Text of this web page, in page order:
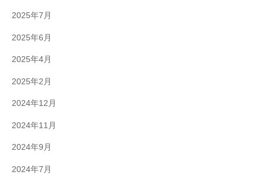
2025年7月
2025年6月
2025年4月
2025年2月
2024年12月
2024年11月
2024年9月
2024年7月